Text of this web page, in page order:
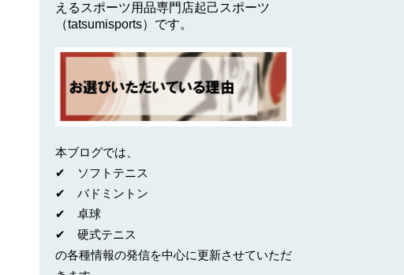
えるスポーツ用品専門店起己スポーツ
（tatsumisports）です。
本ブログでは、
✔ ソフトテニス
✔ バドミントン
✔ 卓球
✔ 硬式テニス
の各種情報の発信を中心に更新させていただ